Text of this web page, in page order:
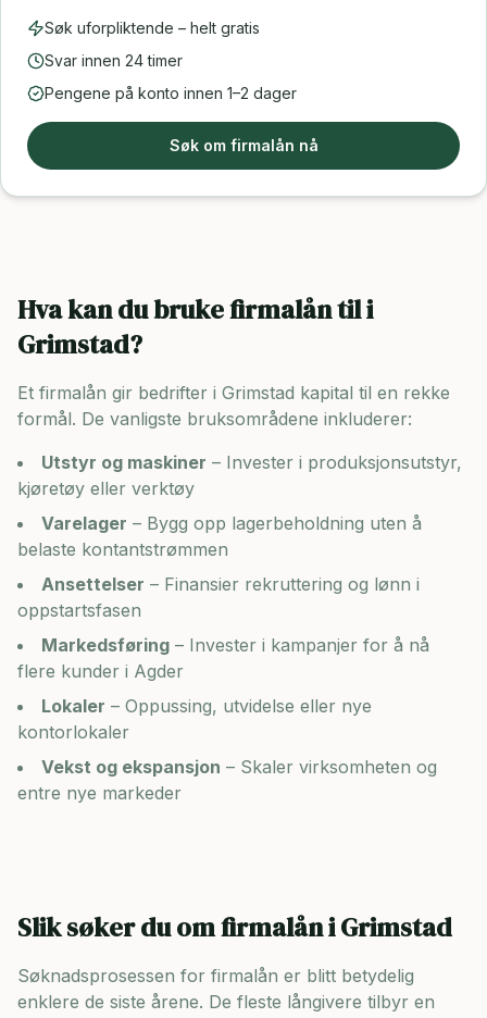
Søk uforpliktende – helt gratis
Svar innen 24 timer
Pengene på konto innen 1–2 dager
Søk om firmalån nå
Hva kan du bruke firmalån til i
Grimstad?
Et firmalån gir bedrifter i Grimstad kapital til en rekke
formål. De vanligste bruksområdene inkluderer:
Utstyr og maskiner – Invester i produksjonsutstyr,
kjøretøy eller verktøy
Varelager – Bygg opp lagerbeholdning uten å
belaste kontantstrømmen
Ansettelser – Finansier rekruttering og lønn i
oppstartsfasen
Markedsføring – Invester i kampanjer for å nå
flere kunder i Agder
Lokaler – Oppussing, utvidelse eller nye
kontorlokaler
Vekst og ekspansjon – Skaler virksomheten og
entre nye markeder
Slik søker du om firmalån iGrimstad
Søknadsprosessen for firmalån er blitt betydelig
enklere de siste årene. De fleste långivere tilbyr en